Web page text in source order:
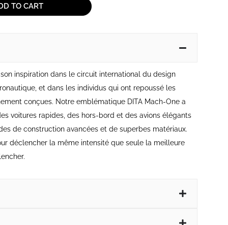
TO CART
son inspiration dans le circuit international du design
et dans les individus qui ont repoussé les
conçues. Notre emblématique DITA Mach-One a
voitures rapides, des hors-bord et des avions élégants
de construction avancées et de superbes matériaux.
déclencher la même intensité que seule la meilleure